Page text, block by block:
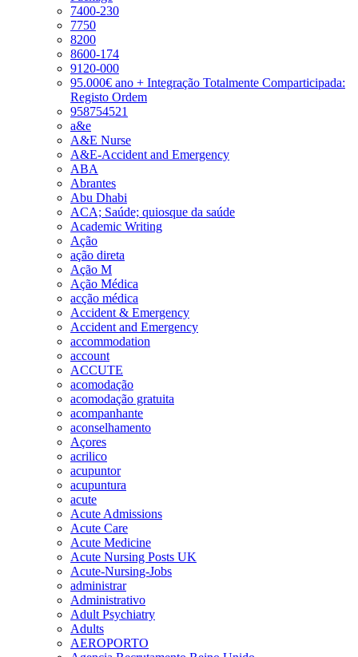
7400-230
7750
8200
8600-174
9120-000
95.000€ ano + Integração Totalmente Comparticipada:
Registo Ordem
958754521
a&e
A&E Nurse
A&E-Accident and Emergency
ABA
Abrantes
Abu Dhabi
ACA; Saúde; quiosque da saúde
Academic Writing
Ação
ação direta
Ação M
Ação Médica
acção médica
Accident & Emergency
Accident and Emergency
accommodation
account
ACCUTE
acomodação
acomodação gratuita
acompanhante
aconselhamento
Açores
acrilico
acupuntor
acupuntura
acute
Acute Admissions
Acute Care
Acute Medicine
Acute Nursing Posts UK
Acute-Nursing-Jobs
administrar
Administrativo
Adult Psychiatry
Adults
AEROPORTO